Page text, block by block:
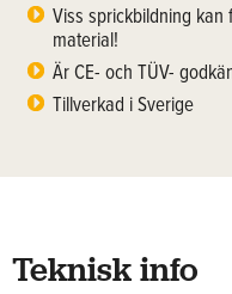
Viss sprickbildning
material!
Är CE- och TÜV-
Tillverkad i Sverige
Teknisk info